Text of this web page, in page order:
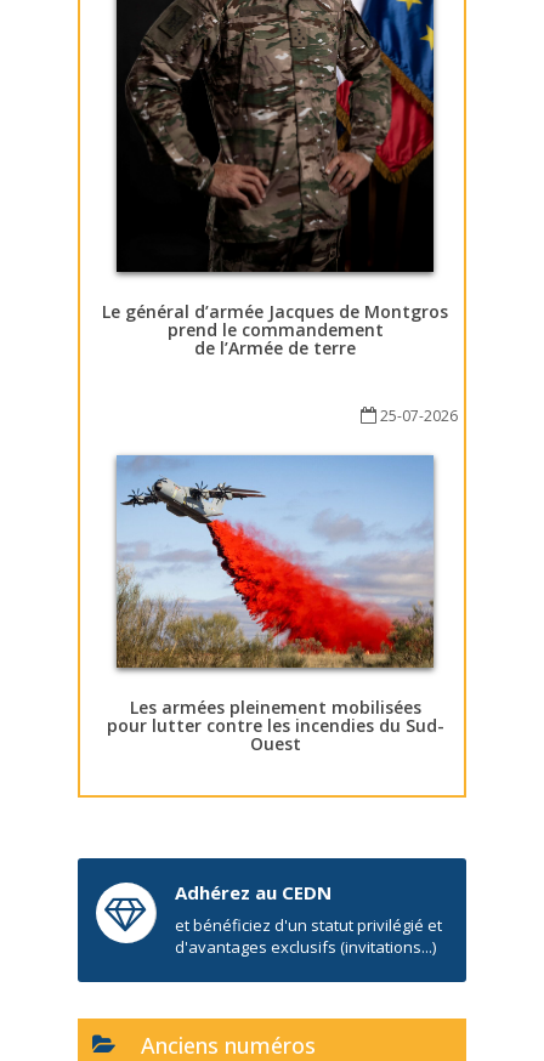
Le général d’armée Jacques de Montgros
prend le commandement
de l’Armée de terre
25-07-2026
Les armées pleinement mobilisées
pour lutter contre les incendies du Sud-
Ouest
Adhérez au CEDN
et bénéficiez d'un statut privilégié et
d'avantages exclusifs (invitations...)
Anciens numéros